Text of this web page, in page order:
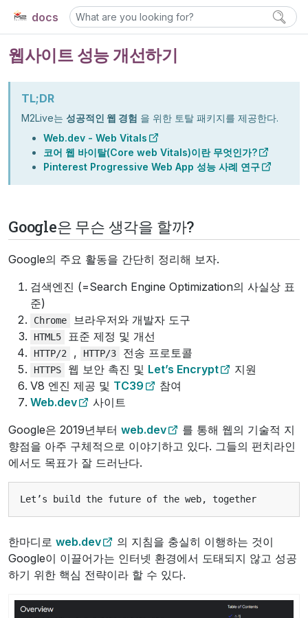
docs
웹사이트 성능 개선하기
TL;DR
M2Live는 성공적인 웹 경험 을 위한 토탈 패키지를 제공한다.
Web.dev - Web Vitals
코어 웹 바이탈(Core web Vitals)이란 무엇인가?
Pinterest Progressive Web App 성능 사례 연구
Google은 무슨 생각을 할까?
Google의 주요 활동을 간단히 정리해 보자.
검색엔진 (=Search Engine Optimization의 사실상 표
준)
Chrome 브라우저와 개발자 도구
HTML5 표준 제정 및 개선
HTTP/2 , HTTP/3 전송 프로토콜
HTTPS 웹 보안 촉진 및 Let’s Encrypt
지원
V8 엔진 제공 및 TC39
참여
Web.dev
사이트
Google은 2019년부터 web.dev
를 통해 웹의 기술적 지
향점을 아주 구체적으로 이야기하고 있다. 그들의 펀치라인
에서도 목표가 잘 드러난다.
한마디로 web.dev
의 지침을 충실히 이행하는 것이
Google이 이끌어가는 인터넷 환경에서 도태되지 않고 성공
하기 위한 핵심 전략이라 할 수 있다.